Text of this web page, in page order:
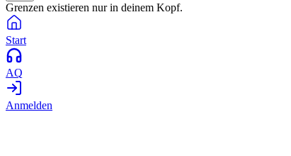
Grenzen existieren nur in deinem Kopf.
Start
AQ
Anmelden